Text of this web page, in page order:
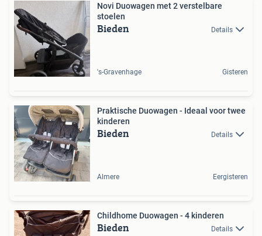
Novi Duowagen met 2 verstelbare
stoelen
Bieden Details
's-Gravenhage Gisteren
Praktische Duowagen - Ideaal voor twee
kinderen
Bieden Details
Almere Eergisteren
Childhome Duowagen - 4 kinderen
Bieden Details